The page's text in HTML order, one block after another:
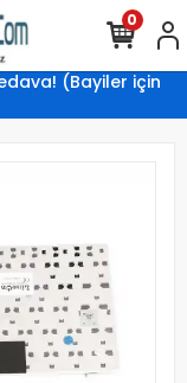
(Bayiler için
0